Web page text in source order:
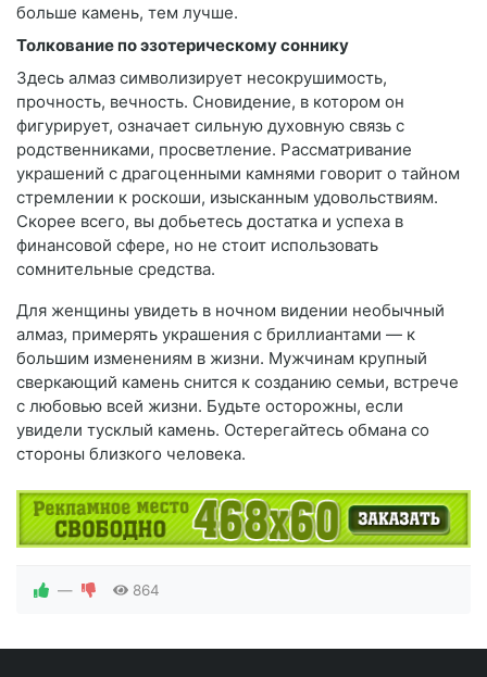
больше камень, тем лучше.
Толкование по эзотерическому соннику
Здесь алмаз символизирует несокрушимость,
прочность, вечность. Сновидение, в котором он
фигурирует, означает сильную духовную связь с
родственниками, просветление. Рассматривание
украшений с драгоценными камнями говорит о тайном
стремлении к роскоши, изысканным удовольствиям.
Скорее всего, вы добьетесь достатка и успеха в
финансовой сфере, но не стоит использовать
сомнительные средства.
Для женщины увидеть в ночном видении необычный
алмаз, примерять украшения с бриллиантами — к
большим изменениям в жизни. Мужчинам крупный
сверкающий камень снится к созданию семьи, встрече
с любовью всей жизни. Будьте осторожны, если
увидели тусклый камень. Остерегайтесь обмана со
стороны близкого человека.
— 864